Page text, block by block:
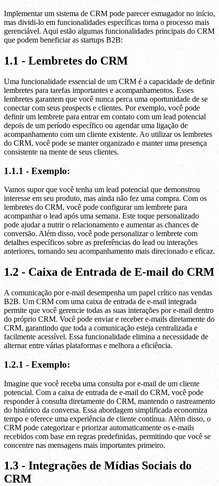
Implementar um sistema de CRM pode parecer esmagador no início,
mas dividi-lo em funcionalidades específicas torna o processo mais
gerenciável. Aqui estão algumas funcionalidades principais do CRM
que podem beneficiar as startups B2B:
1.1 - Lembretes do CRM
Uma funcionalidade essencial de um CRM é a capacidade de definir
lembretes para tarefas importantes e acompanhamentos. Esses
lembretes garantem que você nunca perca uma oportunidade de se
conectar com seus prospects e clientes. Por exemplo, você pode
definir um lembrete para entrar em contato com um lead potencial
depois de um período específico ou agendar uma ligação de
acompanhamento com um cliente existente. Ao utilizar os lembretes
do CRM, você pode se manter organizado e manter uma presença
consistente na mente de seus clientes.
1.1.1 - Exemplo:
Vamos supor que você tenha um lead potencial que demonstrou
interesse em seu produto, mas ainda não fez uma compra. Com os
lembretes do CRM, você pode configurar um lembrete para
acompanhar o lead após uma semana. Este toque personalizado
pode ajudar a nutrir o relacionamento e aumentar as chances de
conversão. Além disso, você pode personalizar o lembrete com
detalhes específicos sobre as preferências do lead ou interações
anteriores, tornando seu acompanhamento mais direcionado e eficaz.
1.2 - Caixa de Entrada de E-mail do CRM
A comunicação por e-mail desempenha um papel crítico nas vendas
B2B. Um CRM com uma caixa de entrada de e-mail integrada
permite que você gerencie todas as suas interações por e-mail dentro
do próprio CRM. Você pode enviar e receber e-mails diretamente do
CRM, garantindo que toda a comunicação esteja centralizada e
facilmente acessível. Essa funcionalidade elimina a necessidade de
alternar entre várias plataformas e melhora a eficiência.
1.2.1 - Exemplo:
Imagine que você receba uma consulta por e-mail de um cliente
potencial. Com a caixa de entrada de e-mail do CRM, você pode
responder à consulta diretamente do CRM, mantendo o rastreamento
do histórico da conversa. Essa abordagem simplificada economiza
tempo e oferece uma experiência de cliente contínua. Além disso, o
CRM pode categorizar e priorizar automaticamente os e-mails
recebidos com base em regras predefinidas, permitindo que você se
concentre nas mensagens mais importantes primeiro.
1.3 - Integrações de Mídias Sociais do
CRM